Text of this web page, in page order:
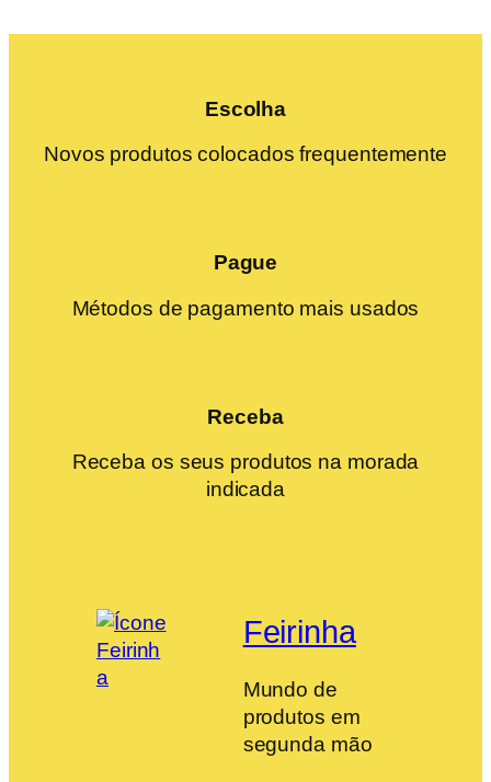
Escolha
Novos produtos colocados frequentemente
Pague
Métodos de pagamento mais usados
Receba
Receba os seus produtos na morada
indicada
Feirinha
Mundo de
produtos em
segunda mão